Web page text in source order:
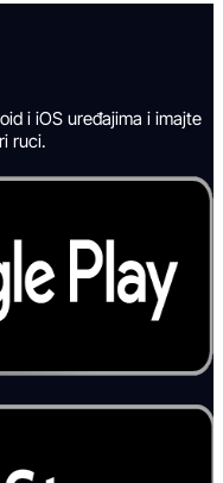
i iOS uređajima i imajte
ruci.